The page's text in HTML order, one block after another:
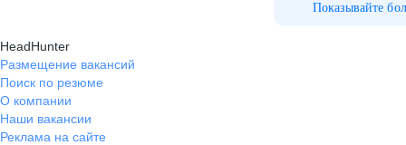
все необходимое)
Показывайте
HeadHunter
Размещение вакансий
Поиск по резюме
О компании
Наши вакансии
Реклама на сайте